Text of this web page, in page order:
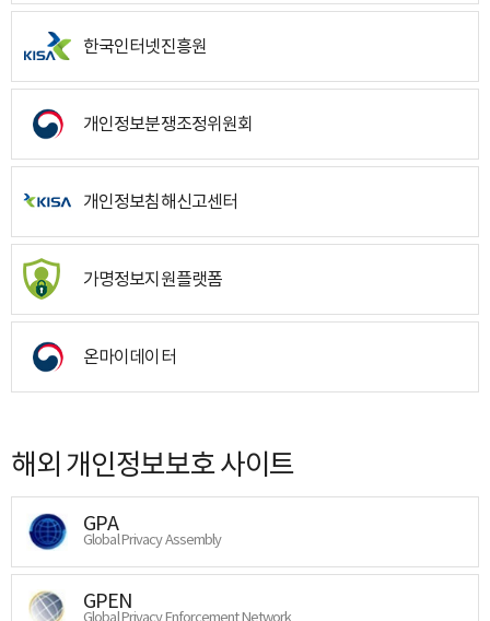
한국인터넷진흥원
개인정보분쟁조정위원회
개인정보침해신고센터
가명정보지원플랫폼
온마이데이터
해외 개인정보보호 사이트
GPA
Global Privacy Assembly
GPEN
Global Privacy Enforcement Network